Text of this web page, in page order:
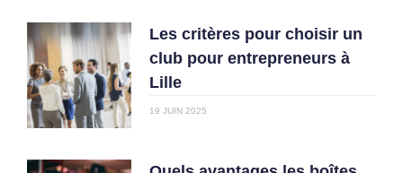
Les critères pour choisir un
club pour entrepreneurs à
Lille
19 JUIN 2025